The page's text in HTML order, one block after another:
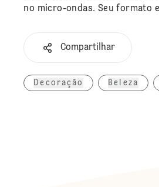
no micro-ondas. Seu formato
Compartilhar
Decoração Beleza